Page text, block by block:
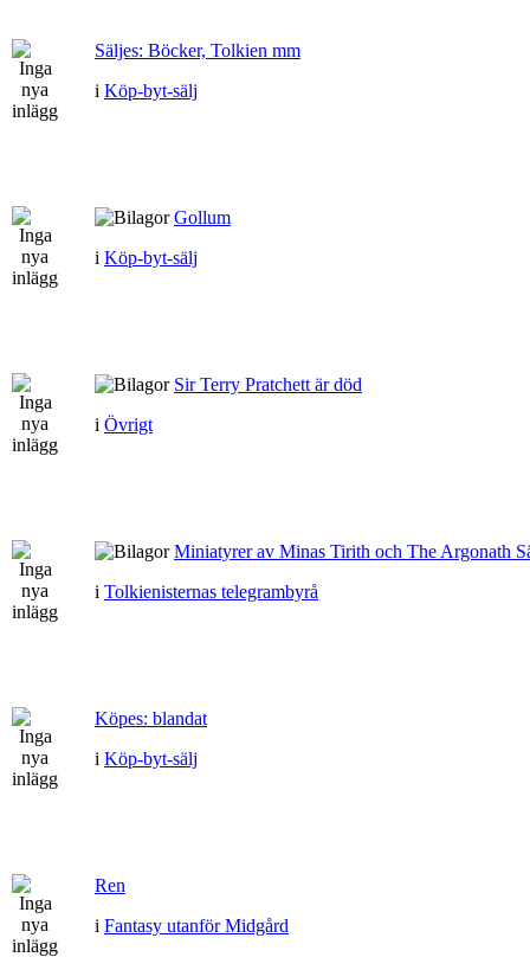
Säljes: Böcker, Tolkien mm
i Köp-byt-sälj
Gollum
i Köp-byt-sälj
Sir Terry Pratchett är död
i Övrigt
Miniatyrer av Minas Tirith och The Argonath
i Tolkienisternas telegrambyrå
Köpes: blandat
i Köp-byt-sälj
Ren
i Fantasy utanför Midgård